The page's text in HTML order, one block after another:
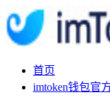
首页
imtoken钱包官